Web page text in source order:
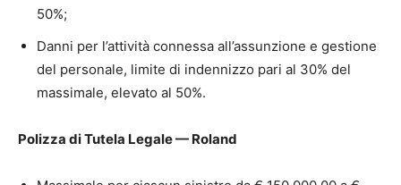
50%;
Danni per l’attività connessa all’assunzione e gestione
del personale, limite di indennizzo pari al 30% del
massimale, elevato al 50%.
Polizza di Tutela Legale — Roland